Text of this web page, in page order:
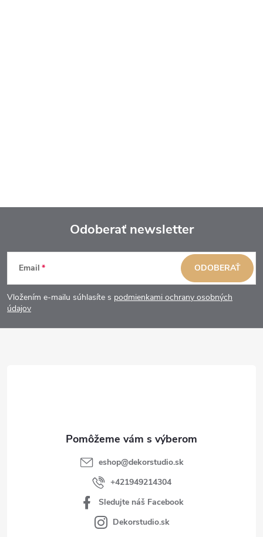
Z
á
p
Odoberať newsletter
Email
Vložením e-mailu súhlasíte s podmienkami ochrany osobných
údajov
ODOBERAŤ
eshop@dekorstudio.sk
+421949214304
Sledujte náš Facebook
Dekorstudio.sk